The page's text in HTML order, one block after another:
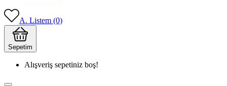
A. Listem (0)
Sepetim
Alışveriş sepetiniz boş!